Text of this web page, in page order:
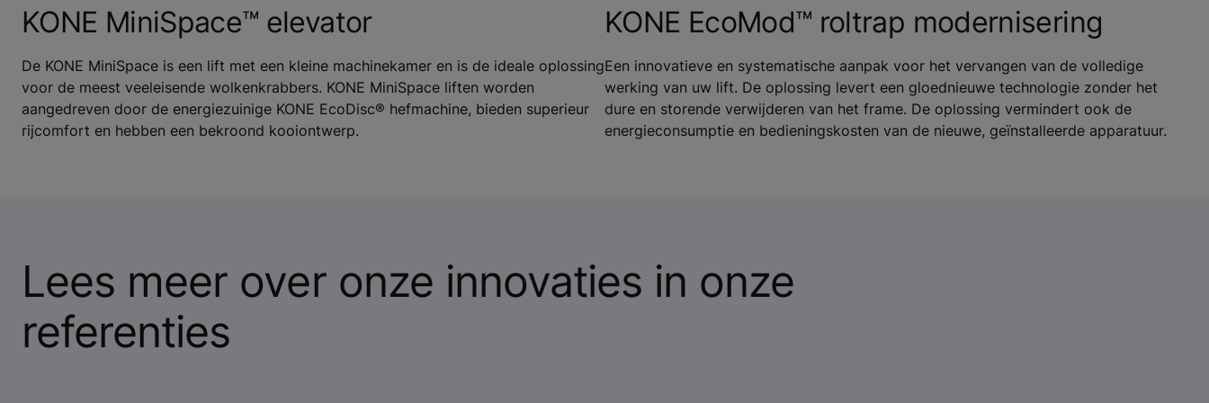
KONE MiniSpace™ elevator
De KONE MiniSpace is een lift met een kleine machinekamer en is de ideale oplossing
voor de meest veeleisende wolkenkrabbers. KONE MiniSpace liften worden
aangedreven door de energiezuinige KONE EcoDisc® hefmachine, bieden superieur
rijcomfort en hebben een bekroond kooiontwerp.
KONE EcoMod™ roltrap modernisering
Een innovatieve en systematische aanpak voor het vervangen van de volledige
werking van uw lift. De oplossing levert een gloednieuwe technologie zonder het
dure en storende verwijderen van het frame. De oplossing vermindert ook de
energieconsumptie en bedieningskosten van de nieuwe, geïnstalleerde apparatuur.
Lees meer over onze innovaties in onze
referenties